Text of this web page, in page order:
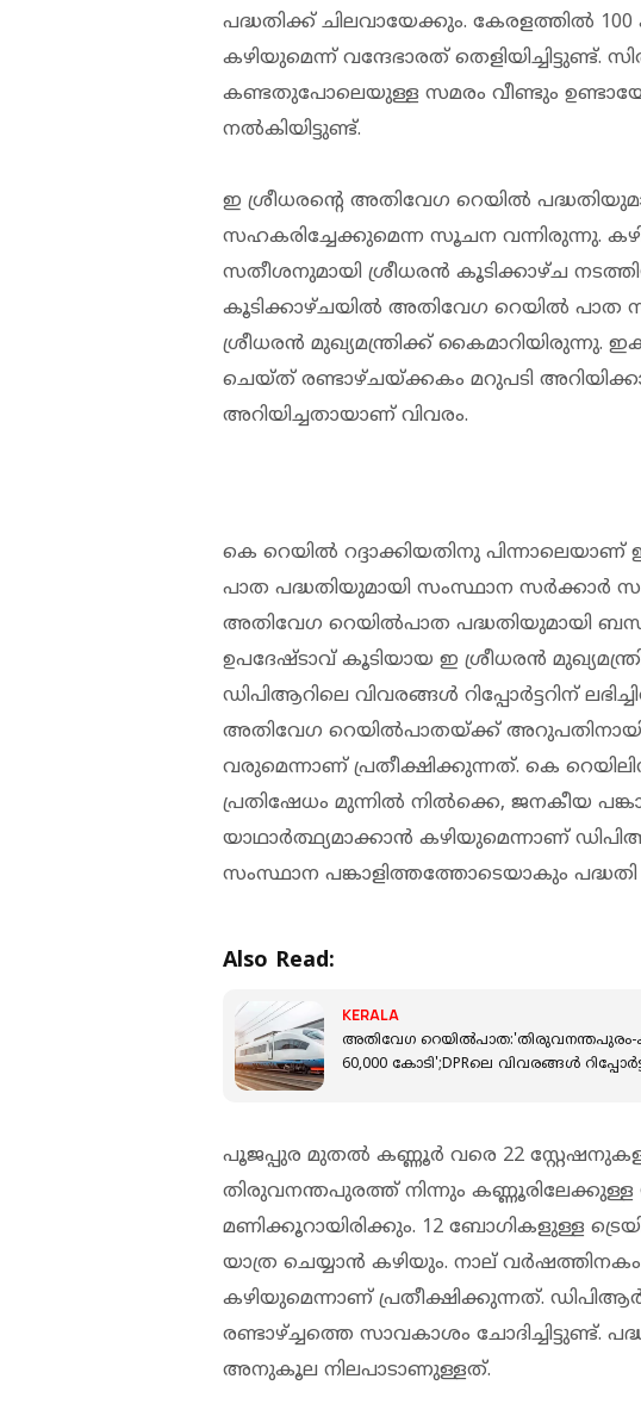
പദ്ധതിക്ക് ചിലവായേക്കും. കേരളത്തില്‍
കഴിയുമെന്ന് വന്ദേഭാരത്
കണ്ടതുപോലെയുള്ള സമരം വീണ്ടും
നല്‍കിയിട്ടുണ്ട്.
ഇ ശ്രീധരന്റെ അതിവേഗ റെയില്‍
സഹകരിച്ചേക്കുമെന്ന സൂചന വന്നിരുന്നു.
സതീശനുമായി ശ്രീധരന്‍ കൂടിക്കാഴ്ച
കൂടിക്കാഴ്ചയില്‍ അതിവേഗ റെയില്‍ പാത
ശ്രീധരന്‍ മുഖ്യമന്ത്രിക്ക് കൈമാറിയിരുന്നു.
ചെയ്ത് രണ്ടാഴ്ചയ്ക്കകം മറുപടി
അറിയിച്ചതായാണ് വിവരം.
കെ റെയില്‍ റദ്ദാക്കിയതിനു
പാത പദ്ധതിയുമായി സംസ്ഥാന സര്‍ക്കാര്‍
അതിവേഗ റെയില്‍പാത പദ്ധതിയുമായി
ഉപദേഷ്ടാവ് കൂടിയായ ഇ ശ്രീധരന്‍
ഡിപിആറിലെ വിവരങ്ങള്‍ റിപ്പോര്‍ട്ടറിന്
അതിവേഗ റെയില്‍പാതയ്ക്ക്
വരുമെന്നാണ് പ്രതീക്ഷിക്കുന്നത്. കെ
പ്രതിഷേധം മുന്നില്‍ നില്‍ക്കെ, ജനകീയ
യാഥാര്‍ത്ഥ്യമാക്കാന്‍ കഴിയുമെന്നാണ്
സംസ്ഥാന പങ്കാളിത്തത്തോടെയാകും
Also Read:
KERALA
അതിവേഗ
60,000 കോടി';DPRലെ വിവരങ്ങൾ
പൂജപ്പുര മുതല്‍ കണ്ണൂര്‍ വരെ 22
തിരുവനന്തപുരത്ത് നിന്നും കണ്ണൂരിലേക്കുള്ള
മണിക്കൂറായിരിക്കും. 12 ബോഗികളുള്ള
യാത്ര ചെയ്യാന്‍ കഴിയും. നാല്
കഴിയുമെന്നാണ് പ്രതീക്ഷിക്കുന്നത്. ഡിപിആര്‍
രണ്ടാഴ്ച്ചത്തെ സാവകാശം ചോദിച്ചിട്ടുണ്ട്.
അനുകൂല നിലപാടാണുള്ളത്.